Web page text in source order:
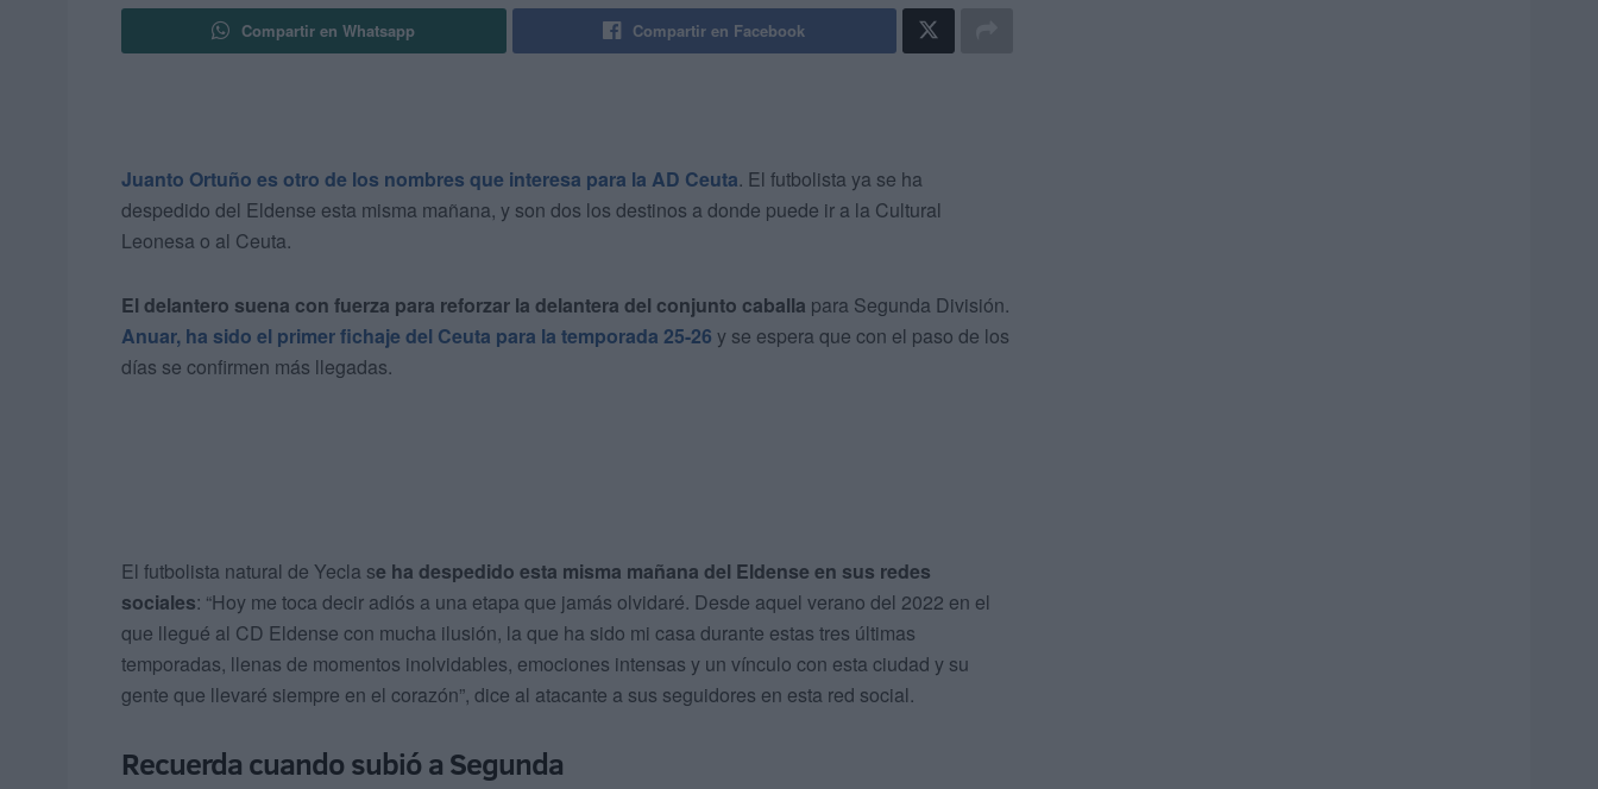
Compartir en Whatsapp Compartir en Facebook
Juanto Ortuño es otro de los nombres que interesa para la AD Ceuta. El futbolista ya se ha
despedido del Eldense esta misma mañana, y son dos los destinos a donde puede ir a la Cultural
Leonesa o al Ceuta.
El delantero suena con fuerza para reforzar la delantera del conjunto caballa para Segunda División.
Anuar, ha sido el primer fichaje del Ceuta para la temporada 25-26 y se espera que con el paso de los
días se confirmen más llegadas.
El futbolista natural de Yecla se ha despedido esta misma mañana del Eldense en sus redes
sociales: “Hoy me toca decir adiós a una etapa que jamás olvidaré. Desde aquel verano del 2022 en el
que llegué al CD Eldense con mucha ilusión, la que ha sido mi casa durante estas tres últimas
temporadas, llenas de momentos inolvidables, emociones intensas y un vínculo con esta ciudad y su
gente que llevaré siempre en el corazón”, dice al atacante a sus seguidores en esta red social.
Recuerda cuando subió a Segunda